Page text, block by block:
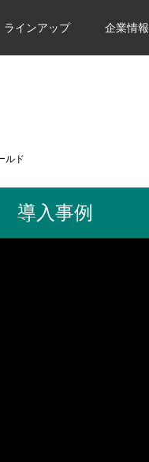
ラインアップ 企業情報
ルド
導入事例